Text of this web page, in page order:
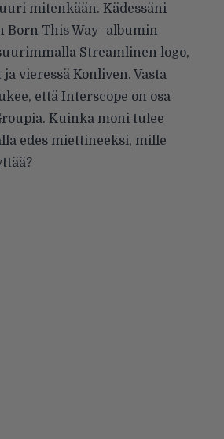
mitenkään. Kädessäni
Born This Way -albumin
Streamlinen logo,
vieressä Konliven. Vasta
että Interscope on osa
Kuinka moni tulee
edes miettineeksi, mille